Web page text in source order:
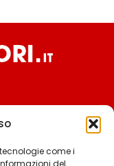
come i
del